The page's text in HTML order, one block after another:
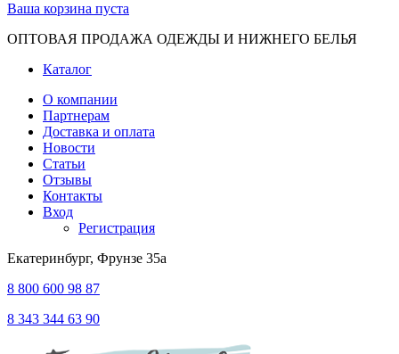
Ваша корзина пуста
ОПТОВАЯ ПРОДАЖА ОДЕЖДЫ И НИЖНЕГО БЕЛЬЯ
Каталог
О компании
Партнерам
Доставка и оплата
Новости
Статьи
Отзывы
Контакты
Вход
Регистрация
Екатеринбург, Фрунзе 35а
8 800 600 98 87
8 343 344 63 90